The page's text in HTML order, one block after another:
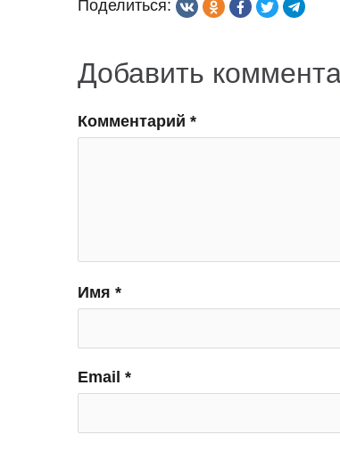
Поделиться:
Добавить
Комментарий *
Имя *
Email *